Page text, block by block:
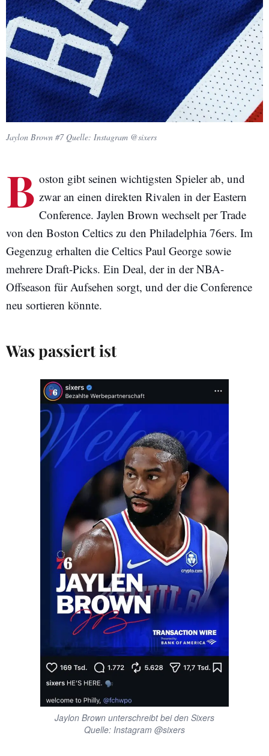
Jaylon Brown #7 Quelle: Instagram @sixers
B oston gibt seinen wichtigsten Spieler ab, und
zwar an einen direkten Rivalen in der Eastern
Conference. Jaylen Brown wechselt per Trade
von den Boston Celtics zu den Philadelphia 76ers. Im
Gegenzug erhalten die Celtics Paul George sowie
mehrere Draft-Picks. Ein Deal, der in der NBA-
Offseason für Aufsehen sorgt, und der die Conference
neu sortieren könnte.
Was passiert ist
Jaylon Brown unterschreibt bei den Sixers
Quelle: Instagram @sixers